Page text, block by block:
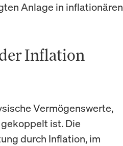
Anlage in inflationären
Inflation
Vermögenswerte,
ist. Die
durch Inflation, im